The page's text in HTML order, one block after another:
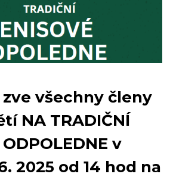
zve všechny členy
NA TRADIČNÍ
v
2025 od 14 hod na